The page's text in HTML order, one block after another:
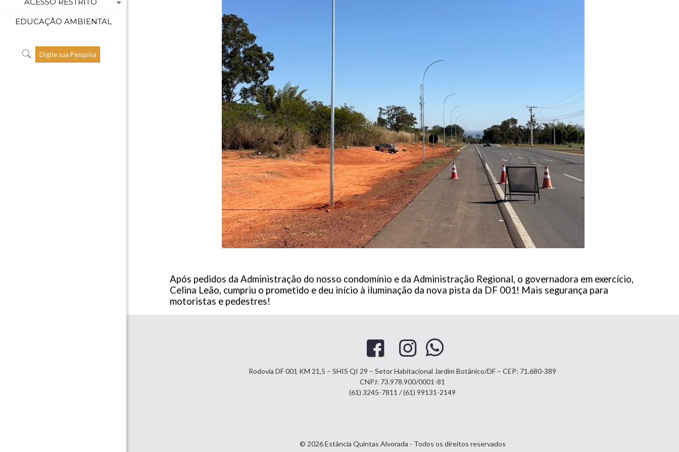
EDUCAÇÃO AMBIENTAL
Após pedidos da Administração do nosso condomínio e da Administração Regional, o governadora em exercício,
Celina Leão, cumpriu o prometido e deu início à iluminação da nova pista da DF 001! Mais segurança para
motoristas e pedestres!
Rodovia DF 001 KM 21,5 – SHIS QI 29 – Setor Habitacional Jardim Botânico/DF – CEP: 71.680-389
CNPJ: 73.978.900/0001-81
(61) 3245-7811 / (61) 99131-2149
© 2026 Estância Quintas Alvorada - Todos os direitos reservados